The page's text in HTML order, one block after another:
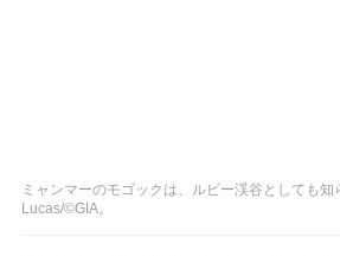
ミャンマーのモゴックは、ルビー渓谷としても
Lucas/©GIA。